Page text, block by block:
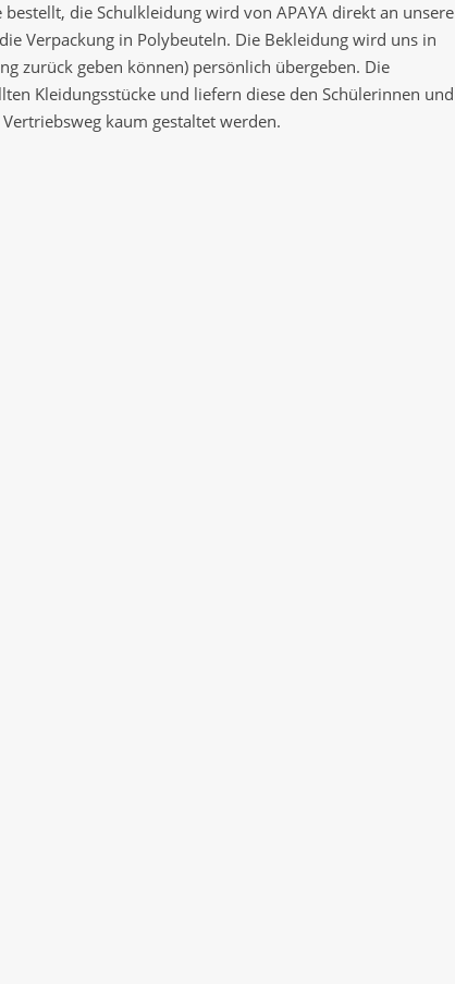
die Schulkleidung wird von APAYA direkt an unsere
Verpackung in Polybeuteln. Die Bekleidung wird uns in
zurück geben können) persönlich übergeben. Die
Kleidungsstücke und liefern diese den Schülerinnen und
kaum gestaltet werden.